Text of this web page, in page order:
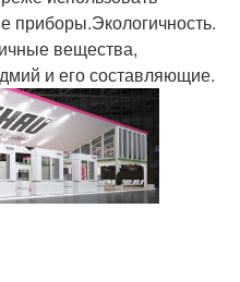
приборы.Экологичность.
вещества,
и его составляющие.